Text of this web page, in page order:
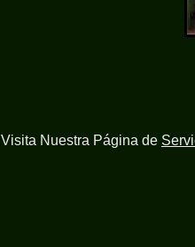
Visita Nuestra Página de